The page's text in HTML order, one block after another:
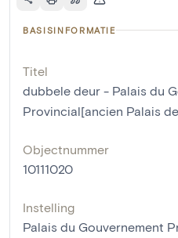
BASISINFORMATIE
Titel
dubbele deur - Palais du
Provincial[ancien Palais
Objectnummer
10111020
Instelling
Palais du Gouvernement